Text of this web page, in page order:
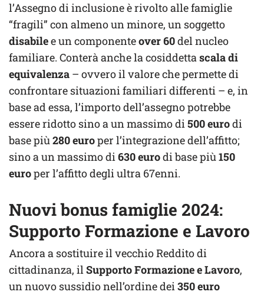
l’Assegno di inclusione è rivolto alle famiglie
“fragili” con almeno un minore, un soggetto
disabilee un componenteover 60del nucleo
familiare. Conterà anche la cosiddettascala di
equivalenza – ovvero il valore che permette di
confrontare situazioni familiari differenti – e, in
base ad essa, l’importo dell’assegno potrebbe
essere ridotto sino a un massimo di500 eurodi
base più280 europer l’integrazione dell’affitto;
sino a un massimo di630 eurodi base più150
europer l’affitto degli ultra 67enni.
Nuovi bonus famiglie 2024:
Supporto Formazione e Lavoro
Ancora a sostituire il vecchio Reddito di
cittadinanza, ilSupporto Formazione e Lavoro,
un nuovo sussidio nell’ordine dei350 euro